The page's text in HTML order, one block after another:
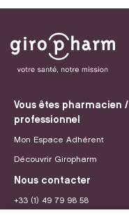
Vous êtes pharmacien /
professionnel
Mon Espace Adhérent
Découvrir Giropharm
Nous contacter
+33 (1) 49 79 98 58